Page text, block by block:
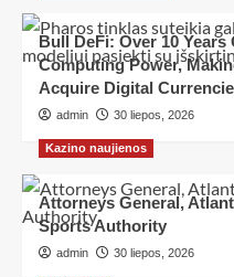
Bull DeFi: Over 10
Computing Power,
Acquire Digital
admin 30 liepos, 2026
Kazino naujienos
Attorneys General,
Sports Authority
admin 30 liepos, 2026